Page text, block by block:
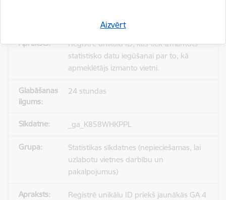
Aizvērt
pakalpojumus)
Reģistrē unikālu ID, kas tiek izmantots
statistisko datu iegūšanai par to, kā
apmeklētājs izmanto vietni.
24 stundas
_ga_K858WHKPPL
Statistikas sīkdatnes (nepieciešamas, lai
uzlabotu vietnes darbību un
pakalpojumus)
Reģistrē unikālu ID priekš jaunākās GA 4